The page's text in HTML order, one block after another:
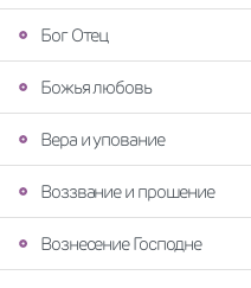
Бог Отец
Божья любовь
Вера и упование
Воззвание и прошение
Вознесение Господне